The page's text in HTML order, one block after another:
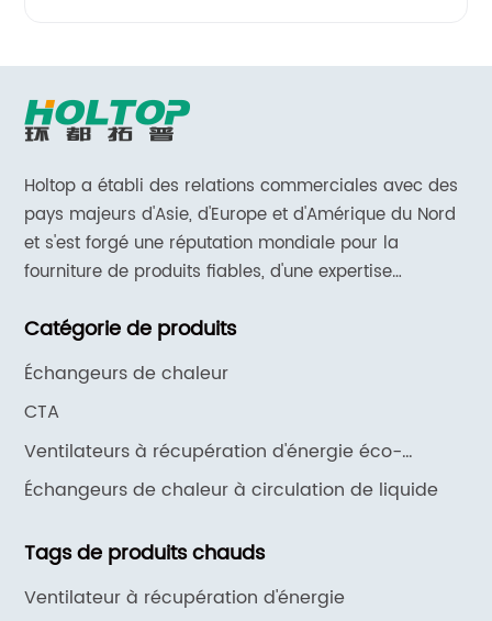
Holtop a établi des relations commerciales avec des
pays majeurs d'Asie, d'Europe et d'Amérique du Nord
et s'est forgé une réputation mondiale pour la
fourniture de produits fiables, d'une expertise
et de services réactifs.
Catégorie de produits
Échangeurs de chaleur
CTA
Ventilateurs à récupération d'énergie éco-
intelligents
Échangeurs de chaleur à circulation de liquide
Tags de produits chauds
Ventilateur à récupération d'énergie